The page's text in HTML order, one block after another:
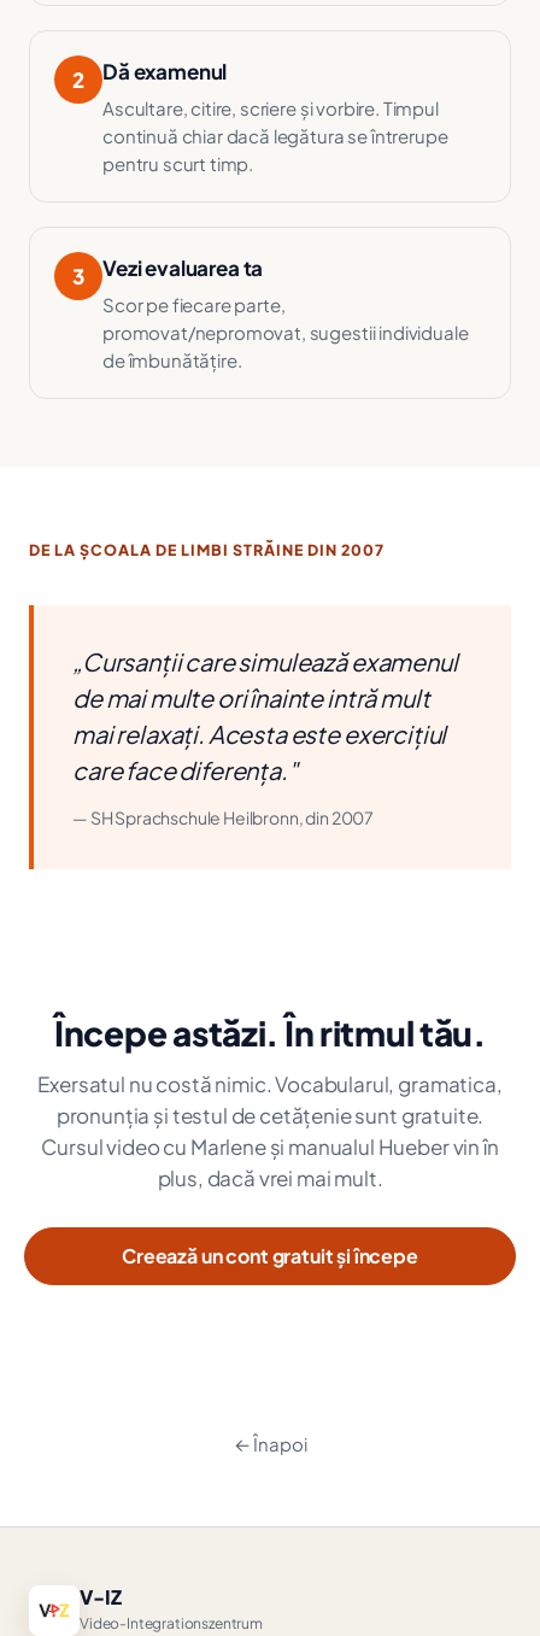
2 Dă examenul
Ascultare, citire, scriere și vorbire. Timpul
continuă chiar dacă legătura se întrerupe
pentru scurt timp.
3 Vezi evaluarea ta
Scor pe fiecare parte,
promovat/nepromovat, sugestii individuale
de îmbunătățire.
DE LA ȘCOALA DE LIMBI STRĂINE DIN 2007
„Cursanții care simulează examenul
de mai multe ori înainte intră mult
mai relaxați. Acesta este exercițiul
care face diferența."
— SH Sprachschule Heilbronn, din 2007
Începe astăzi. În ritmul tău.
Exersatul nu costă nimic. Vocabularul, gramatica,
pronunția și testul de cetățenie sunt gratuite.
Cursul video cu Marlene și manualul Hueber vin în
plus, dacă vrei mai mult.
Creează un cont gratuit și începe
← Înapoi
V-IZ
Video-Integrationszentrum